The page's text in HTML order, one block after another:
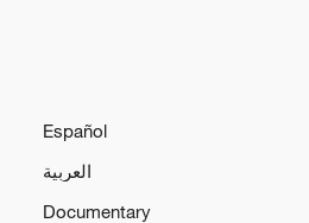
Español
العربية
Documentary